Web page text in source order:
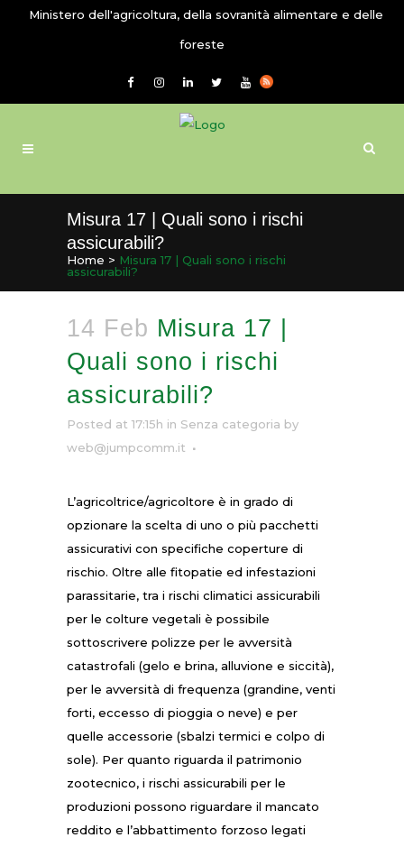
Ministero dell'agricoltura, della sovranità alimentare e delle
foreste
Misura 17 | Quali sono i rischi
assicurabili?
Home > Misura 17 | Quali sono i rischi
assicurabili?
14 Feb Misura 17 |
Quali sono i rischi
assicurabili?
Posted at 17:15h in Senza categoria by
web@jumpcomm.it
L’agricoltrice/agricoltore è in grado di
opzionare la scelta di uno o più pacchetti
assicurativi con specifiche coperture di
rischio. Oltre alle fitopatie ed infestazioni
parassitarie, tra i rischi climatici assicurabili
per le colture vegetali è possibile
sottoscrivere polizze per le avversità
catastrofali (gelo e brina, alluvione e siccità),
per le avversità di frequenza (grandine, venti
forti, eccesso di pioggia o neve) e per
quelle accessorie (sbalzi termici e colpo di
sole). Per quanto riguarda il patrimonio
zootecnico, i rischi assicurabili per le
produzioni possono riguardare il mancato
reddito e l’abbattimento forzoso legati